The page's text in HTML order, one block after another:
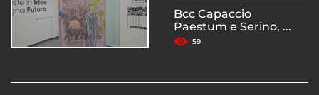
Bcc Capaccio
Paestum e Serino, ...
59